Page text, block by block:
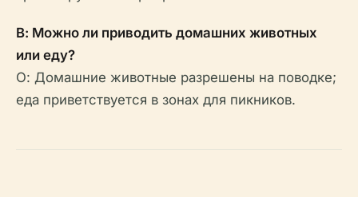
В: Можно ли приводить домашних животных
или еду?
О: Домашние животные разрешены на поводке;
еда приветствуется в зонах для пикников.